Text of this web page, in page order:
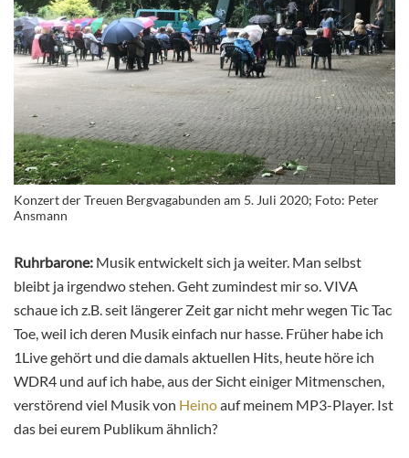
Konzert der Treuen Bergvagabunden am 5. Juli 2020; Foto: Peter
Ansmann
Ruhrbarone: Musik entwickelt sich ja weiter. Man selbst
bleibt ja irgendwo stehen. Geht zumindest mir so. VIVA
schaue ich z.B. seit längerer Zeit gar nicht mehr wegen Tic Tac
Toe, weil ich deren Musik einfach nur hasse. Früher habe ich
1Live gehört und die damals aktuellen Hits, heute höre ich
WDR4 und auf ich habe, aus der Sicht einiger Mitmenschen,
verstörend viel Musik von Heinoauf meinem MP3-Player. Ist
das bei eurem Publikum ähnlich?